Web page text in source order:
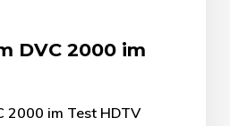
DVC 2000 im
2000 im Test HDTV